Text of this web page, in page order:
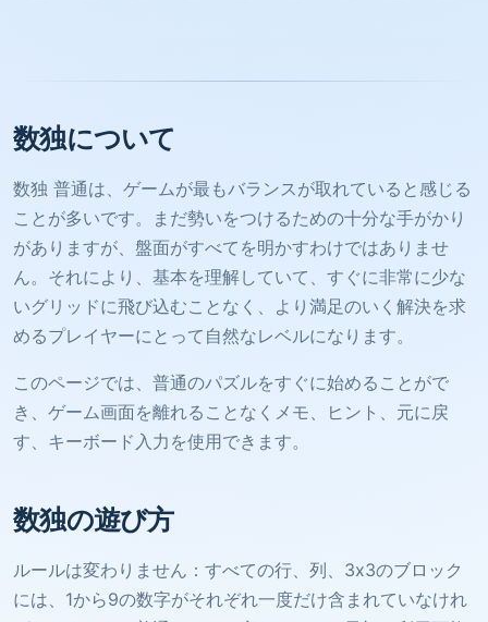
数独について
数独 普通は、ゲームが最もバランスが取れていると感じる
ことが多いです。まだ勢いをつけるための十分な手がかり
がありますが、盤面がすべてを明かすわけではありませ
ん。それにより、基本を理解していて、すぐに非常に少な
いグリッドに飛び込むことなく、より満足のいく解決を求
めるプレイヤーにとって自然なレベルになります。
このページでは、普通のパズルをすぐに始めることがで
き、ゲーム画面を離れることなくメモ、ヒント、元に戻
す、キーボード入力を使用できます。
数独の遊び方
ルールは変わりません：すべての行、列、3x3のブロック
には、1から9の数字がそれぞれ一度だけ含まれていなけれ